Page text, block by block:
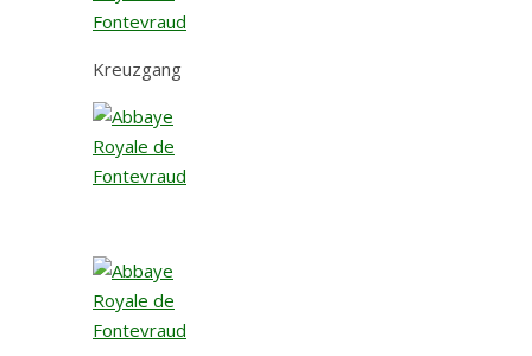
Kreuzgang